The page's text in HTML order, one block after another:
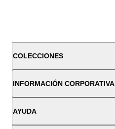
COLECCIONES
INFORMACIÓN CORPORATIVA
AYUDA